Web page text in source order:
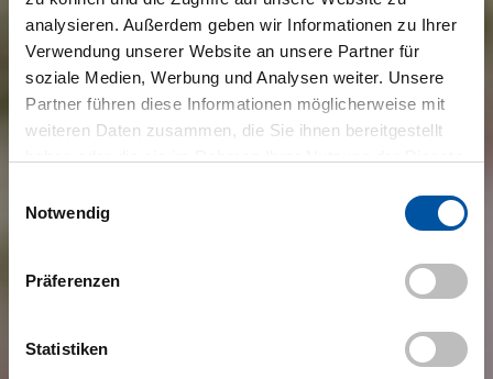
analysieren. Außerdem geben wir Informationen zu Ihrer
Verwendung unserer Website an unsere Partner für
soziale Medien, Werbung und Analysen weiter. Unsere
Partner führen diese Informationen möglicherweise mit
weiteren Daten zusammen, die Sie ihnen bereitgestellt
Notwendig
Präferenzen
Statistiken